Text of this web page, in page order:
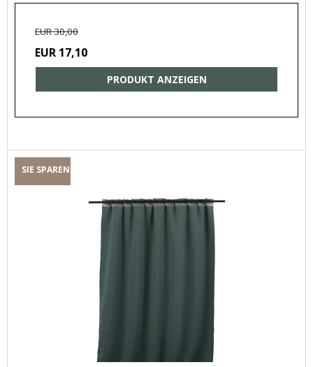
EUR 30,00
EUR 17,10
PRODUKT ANZEIGEN
SIE SPAREN